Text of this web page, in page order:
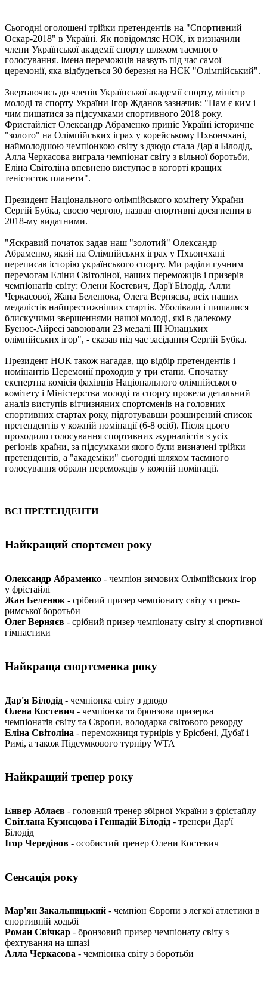
Сьогодні оголошені трійки претендентів на "Спортивний
Оскар-2018" в Україні. Як повідомляє НОК, їх визначили
члени Української академії спорту шляхом таємного
голосування. Імена переможців назвуть під час самої
церемонії, яка відбудеться 30 березня на НСК "Олімпійський".
Звертаючись до членів Української академії спорту, міністр
молоді та спорту України Ігор Жданов зазначив: "Нам є ким і
чим пишатися за підсумками спортивного 2018 року.
Фристайліст Олександр Абраменко приніс Україні історичне
"золото" на Олімпійських іграх у корейському Пхьончхані,
наймолодшою ​​чемпіонкою світу з дзюдо стала Дар'я Білодід,
Алла Черкасова виграла чемпіонат світу з вільної боротьби,
Еліна Світоліна впевнено виступає в когорті кращих
тенісисток планети".
Президент Національного олімпійського комітету України
Сергій Бубка, своєю чергою, назвав спортивні досягнення в
2018-му видатними.
"Яскравий початок задав наш "золотий" Олександр
Абраменко, який на Олімпійських іграх у Пхьончхані
переписав історію українського спорту. Ми раділи гучним
перемогам Еліни Світоліної, наших переможців і призерів
чемпіонатів світу: Олени Костевич, Дар'ї Білодід, Алли
Черкасової, Жана Беленюка, Олега Верняєва, всіх наших
медалістів найпрестижніших стартів. Уболівали і пишалися
блискучими звершеннями нашої молоді, які в далекому
Буенос-Айресі завоювали 23 медалі III Юнацьких
олімпійських ігор", - сказав під час засідання Сергій Бубка.
Президент НОК також нагадав, що відбір претендентів і
номінантів Церемонії проходив у три етапи. Спочатку
експертна комісія фахівців Національного олімпійського
комітету і Міністерства молоді та спорту провела детальний
аналіз виступів вітчизняних спортсменів на головних
спортивних стартах року, підготувавши розширений список
претендентів у кожній номінації (6-8 осіб). Після цього
проходило голосування спортивних журналістів з усіх
регіонів країни, за підсумками якого були визначені трійки
претендентів, а "академіки" сьогодні шляхом таємного
голосування обрали переможців у кожній номінації.
ВСІ ПРЕТЕНДЕНТИ
Найкращий спортсмен року
Олександр Абраменко - чемпіон зимових Олімпійських ігор
у фрістайлі
Жан Беленюк - срібний призер чемпіонату світу з греко-
римської боротьби
Олег Верняєв - срібний призер чемпіонату світу зі спортивної
гімнастики
Найкраща спортсменка року
Дар'я Білодід - чемпіонка світу з дзюдо
Олена Костевич - чемпіонка та бронзова призерка
чемпіонатів світу та Європи, володарка світового рекорду
Еліна Світоліна - переможниця турнірів у Брісбені, Дубаї і
Римі, а також Підсумкового турніру WTA
Найкращий тренер року
Енвер Аблаєв - головний тренер збірної України з фрістайлу
Світлана Кузнєцова і Геннадій Білодід - тренери Дар'ї
Білодід
Ігор Чередінов - особистий тренер Олени Костевич
Сенсація року
Мар'ян Закальницький - чемпіон Європи з легкої атлетики в
спортивній ходьбі
Роман Свічкар - бронзовий призер чемпіонату світу з
фехтування на шпазі
Алла Черкасова - чемпіонка світу з боротьби